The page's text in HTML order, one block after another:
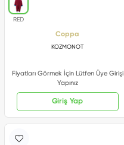
Coppa
KOZMONOT
Fiyatları Görmek İçin Lütfen Üye Girişi
Yapınız
Giriş Yap